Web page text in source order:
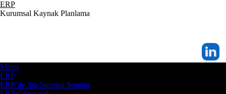
ERP
Kurumsal Kaynak Planlama
Menu
ERP
ERP’de Sık Sorulan Sorular